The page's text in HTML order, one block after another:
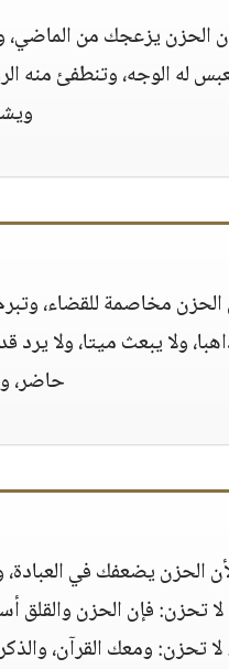
الحزن يزعجك من
له الوجه، وتنطفئ منه
الحزن مخاصمة للقضاء،
ولا يبعث ميتا، ولا يرد
حاضر،
الحزن يضعفك في
لا تحزن:فإن الحزن والقلق
لا تحزن:ومعك القرآن،